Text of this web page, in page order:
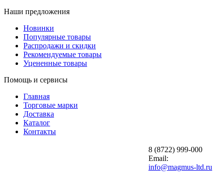
Наши предложения
Новинки
Популярные товары
Распродажи и скидки
Рекомендуемые товары
Уцененные товары
Помощь и сервисы
Главная
Торговые марки
Доставка
Каталог
Контакты
8 (8722) 999-000
Email:
info@magmus-ltd.ru